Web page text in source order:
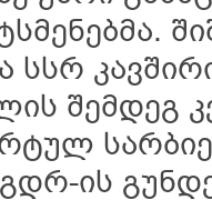
სსრ
შემდეგ
ის